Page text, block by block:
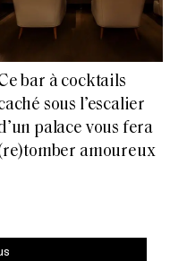
bar à cocktails
sous l’escalier
palace vous fera
amoureux